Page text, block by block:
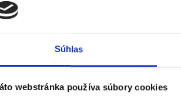
Súhlas
webstránka používa súbory cookies
(211,38€bez DPH)
★ ★★
51%